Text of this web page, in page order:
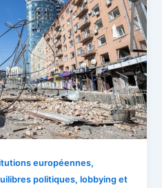
européennes,
politiques, lobbying et